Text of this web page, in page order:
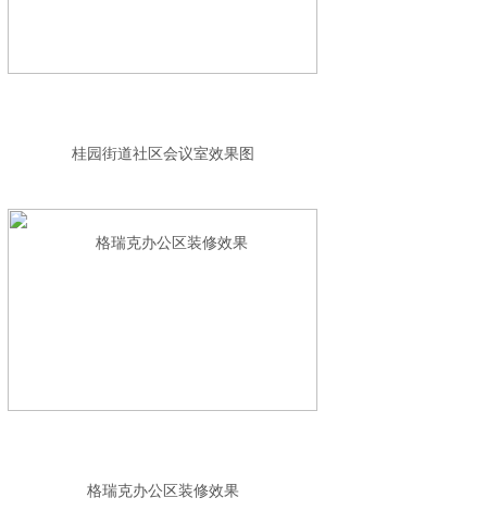
桂园街道社区会议室效果图
格瑞克办公区装修效果